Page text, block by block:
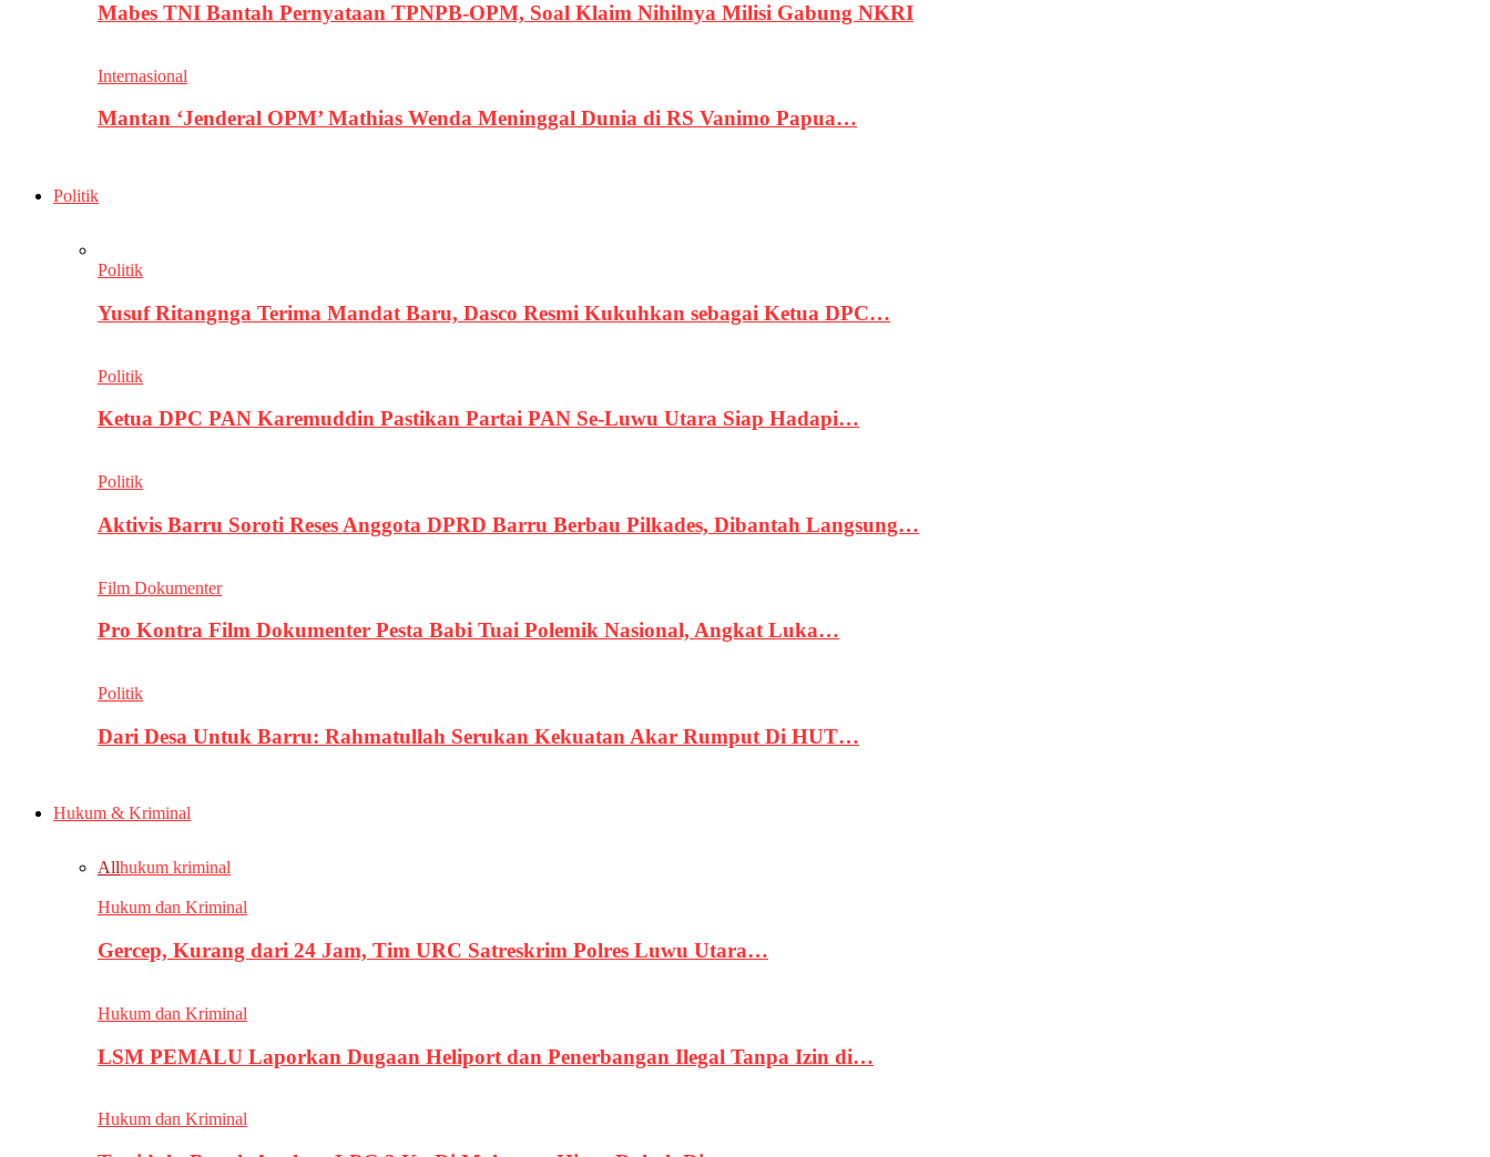
Mabes TNI Bantah Pernyataan TPNPB-OPM, Soal Klaim Nihilnya Milisi Gabung NKRI
Internasional
Mantan ‘Jenderal OPM’ Mathias Wenda Meninggal Dunia di RS Vanimo Papua…
Politik
Politik
Yusuf Ritangnga Terima Mandat Baru, Dasco Resmi Kukuhkan sebagai Ketua DPC…
Politik
Ketua DPC PAN Karemuddin Pastikan Partai PAN Se-Luwu Utara Siap Hadapi…
Politik
Aktivis Barru Soroti Reses Anggota DPRD Barru Berbau Pilkades, Dibantah Langsung…
Film Dokumenter
Pro Kontra Film Dokumenter Pesta Babi Tuai Polemik Nasional, Angkat Luka…
Politik
Dari Desa Untuk Barru: Rahmatullah Serukan Kekuatan Akar Rumput Di HUT…
Hukum & Kriminal
Allhukum kriminal
Hukum dan Kriminal
Gercep, Kurang dari 24 Jam, Tim URC Satreskrim Polres Luwu Utara…
Hukum dan Kriminal
LSM PEMALU Laporkan Dugaan Heliport dan Penerbangan Ilegal Tanpa Izin di…
Hukum dan Kriminal